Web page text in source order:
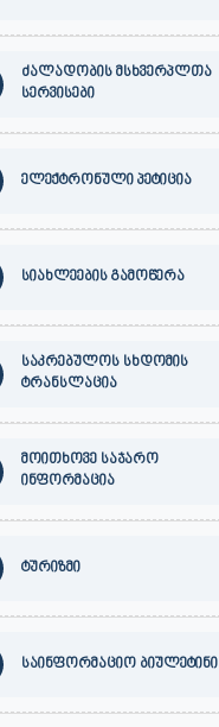
ძალადობის მსხვერპლთა
სერვისები
ელექტრონული პეტიცია
სიახლეების გამოწერა
საკრებულოს სხდომის
ტრანსლაცია
მოითხოვე საჯარო
ინფორმაცია
ტურიზმი
საინფორმაციო ბიულეტინი